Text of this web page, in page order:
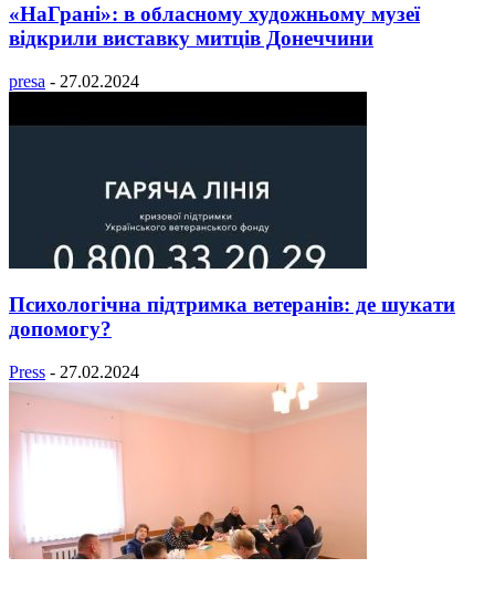
«НаГрані»: в обласному художньому музеї
відкрили виставку митців Донеччини
presa - 27.02.2024
Психологічна підтримка ветеранів: де шукати
допомогу?
Press - 27.02.2024